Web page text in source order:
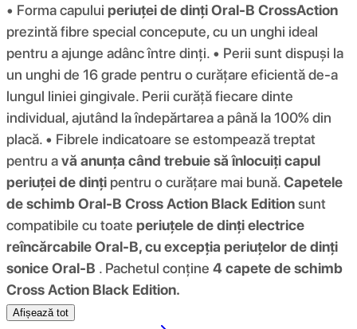
• Forma capului periuței de dinți Oral-B CrossAction
prezintă fibre special concepute, cu un unghi ideal
pentru a ajunge adânc între dinți. • Perii sunt dispuși la
un unghi de 16 grade pentru o curățare eficientă de-a
lungul liniei gingivale. Perii curăță fiecare dinte
individual, ajutând la îndepărtarea a până la 100% din
placă. • Fibrele indicatoare se estompează treptat
pentru avă anunța când trebuie să înlocuiți capul
periuței de dinți pentru o curățare mai bună.Capetele
de schimb Oral-B Cross Action Black Editionsunt
compatibile cu toate periuțele de dinți electrice
reîncărcabile Oral-B, cu excepția periuțelor de dinți
sonice Oral-B . Pachetul conține 4 capete de schimb
Cross Action Black Edition.
Afișează tot